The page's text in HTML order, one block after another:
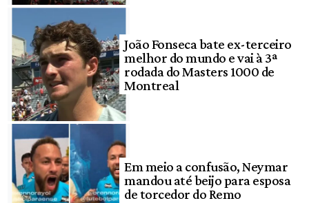
João Fonseca bate ex-terceiro
melhor do mundo e vai à 3ª
rodada do Masters 1000 de
Montreal
Em meio a confusão, Neymar
mandou até beijo para esposa
de torcedor do Remo